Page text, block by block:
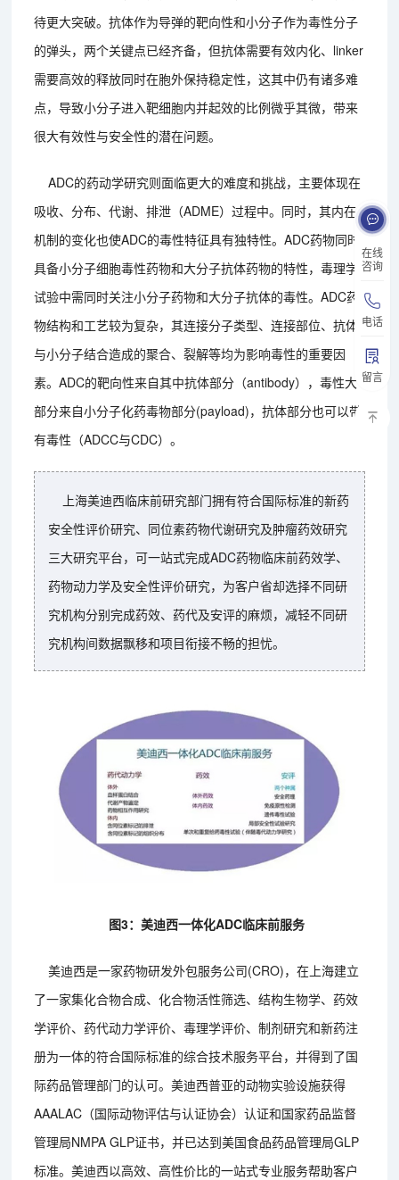
在线
咨询
电话
留言
待更大突破。抗体作为导弹的靶向性和小分子作为毒性分子
的弹头，两个关键点已经齐备，但抗体需要有效内化、linker
需要高效的释放同时在胞外保持稳定性，这其中仍有诸多难
点，导致小分子进入靶细胞内并起效的比例微乎其微，带来
很大有效性与安全性的潜在问题。
ADC的药动学研究则面临更大的难度和挑战，主要体现在
吸收、分布、代谢、排泄（ADME）过程中。同时，其内在
机制的变化也使ADC的毒性特征具有独特性。ADC药物同时
具备小分子细胞毒性药物和大分子抗体药物的特性，毒理学
试验中需同时关注小分子药物和大分子抗体的毒性。ADC药
物结构和工艺较为复杂，其连接分子类型、连接部位、抗体
与小分子结合造成的聚合、裂解等均为影响毒性的重要因
素。ADC的靶向性来自其中抗体部分（antibody），毒性大
部分来自小分子化药毒物部分(payload)，抗体部分也可以带
有毒性（ADCC与CDC）。
上海美迪西临床前研究部门拥有符合国际标准的新药
安全性评价研究、同位素药物代谢研究及肿瘤药效研究
三大研究平台，可一站式完成ADC药物临床前药效学、
药物动力学及安全性评价研究，为客户省却选择不同研
究机构分别完成药效、药代及安评的麻烦，减轻不同研
究机构间数据飘移和项目衔接不畅的担忧。
图3：美迪西一体化ADC临床前服务
美迪西是一家药物研发外包服务公司(CRO)，在上海建立
了一家集化合物合成、化合物活性筛选、结构生物学、药效
学评价、药代动力学评价、毒理学评价、制剂研究和新药注
册为一体的符合国际标准的综合技术服务平台，并得到了国
际药品管理部门的认可。美迪西普亚的动物实验设施获得
AAALAC（国际动物评估与认证协会）认证和国家药品监督
管理局NMPA GLP证书，并已达到美国食品药品管理局GLP
标准。美迪西以高效、高性价比的一站式专业服务帮助客户